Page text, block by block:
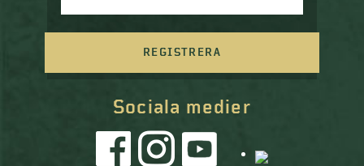
Sociala medier
REGISTRERA